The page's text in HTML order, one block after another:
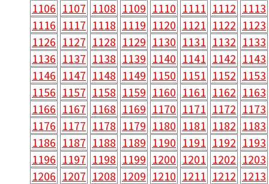
1106 1107 1108 1109 1110 1111 1112 1113
1116 1117 1118 1119 1120 1121 1122 1123
1126 1127 1128 1129 1130 1131 1132 1133
1136 1137 1138 1139 1140 1141 1142 1143
1146 1147 1148 1149 1150 1151 1152 1153
1156 1157 1158 1159 1160 1161 1162 1163
1166 1167 1168 1169 1170 1171 1172 1173
1176 1177 1178 1179 1180 1181 1182 1183
1186 1187 1188 1189 1190 1191 1192 1193
1196 1197 1198 1199 1200 1201 1202 1203
1206 1207 1208 1209 1210 1211 1212 1213